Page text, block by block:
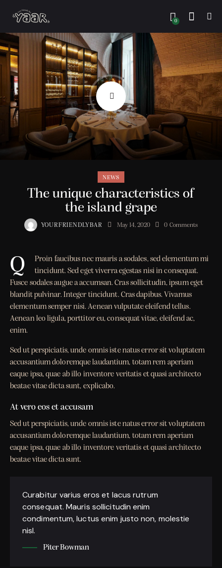
0
NEWS
The unique characteristics of
the island grape
YOURFRIENDLYBAR May 14, 2020 0 Comments
Q
Proin faucibus nec mauris a sodales, sed elementum mi
tincidunt. Sed eget viverra egestas nisi in consequat.
Fusce sodales augue a accumsan. Cras sollicitudin, ipsum eget
blandit pulvinar. Integer tincidunt. Cras dapibus. Vivamus
elementum semper nisi. Aenean vulputate eleifend tellus.
Aenean leo ligula, porttitor eu, consequat vitae, eleifend ac,
enim.
Sed ut perspiciatis, unde omnis iste natus error sit voluptatem
accusantium doloremque laudantium, totam rem aperiam
eaque ipsa, quae ab illo inventore veritatis et quasi architecto
beatae vitae dicta sunt, explicabo.
At vero eos et accusam
Sed ut perspiciatis, unde omnis iste natus error sit voluptatem
accusantium doloremque laudantium, totam rem aperiam
eaque ipsa, quae ab illo inventore veritatis et quasi architecto
beatae vitae dicta sunt.
Curabitur varius eros et lacus rutrum
consequat. Mauris sollicitudin enim
condimentum, luctus enim justo non, molestie
nisl.
Piter Bowman